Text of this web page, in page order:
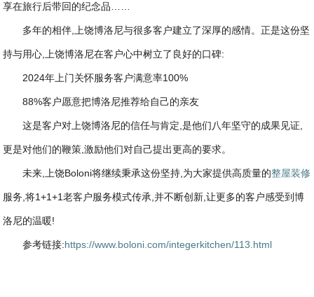
享在旅行后带回的纪念品……
多年的相伴,上饶博洛尼与很多客户建立了深厚的感情。正是这份坚
持与用心,上饶博洛尼在客户心中树立了良好的口碑:
2024年上门关怀服务客户满意率100%
88%客户愿意把博洛尼推荐给自己的亲友
这是客户对上饶博洛尼的信任与肯定,是他们八年坚守的成果见证,
更是对他们的鞭策,激励他们对自己提出更高的要求。
未来,上饶Boloni将继续秉承这份坚持,为大家提供高质量的整屋装修
服务,将1+1+1老客户服务模式传承,并不断创新,让更多的客户感受到博
洛尼的温暖!
参考链接:https://www.boloni.com/integerkitchen/113.html